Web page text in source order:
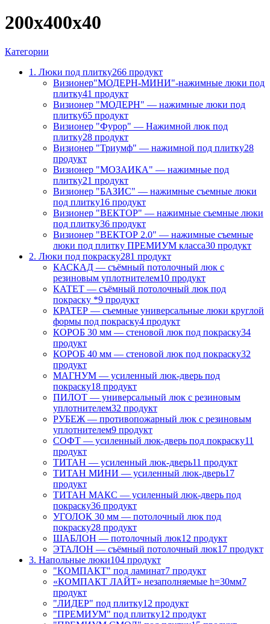
200х400х40
Категории
1. Люки под плитку266 продукт
Визионер"МОДЕРН-МИНИ"-нажимные люки под
плитку41 продукт
Визионер "МОДЕРН" — нажимные люки под
плитку65 продукт
Визионер "Фурор" — Нажимной люк под
плитку28 продукт
Визионер "Триумф" — нажимной под плитку28
продукт
Визионер "МОЗАИКА" — нажимные под
плитку21 продукт
Визионер "БАЗИС" — нажимные съемные люки
под плитку16 продукт
Визионер "ВЕКТОР" — нажимные съемные люки
под плитку36 продукт
Визионер "ВЕКТОР 2.0" — нажимные съемные
люки под плитку ПРЕМИУМ класса30 продукт
2. Люки под покраску281 продукт
КАСКАД — съёмный потолочный люк с
резиновым уплотнителем10 продукт
КАТЕТ — съёмный потолочный люк под
покраску *9 продукт
КРАТЕР — съемные универсальные люки круглой
формы под покраску4 продукт
КОРОБ 30 мм — стеновой люк под покраску34
продукт
КОРОБ 40 мм — стеновой люк под покраску32
продукт
МАГНУМ — усиленный люк-дверь под
покраску18 продукт
ПИЛОТ — универсальный люк с резиновым
уплотнителем32 продукт
РУБЕЖ — противопожарный люк с резиновым
уплотнителем9 продукт
СОФТ — усиленный люк-дверь под покраску11
продукт
ТИТАН — усиленный люк-дверь11 продукт
ТИТАН МИНИ — усиленный люк-дверь17
продукт
ТИТАН МАКС — усиленный люк-дверь под
покраску36 продукт
УГОЛОК 30 мм — потолочный люк под
покраску28 продукт
ШАБЛОН — потолочный люк12 продукт
ЭТАЛОН — съёмный потолочный люк17 продукт
3. Напольные люки104 продукт
"КОМПАКТ" под ламинат7 продукт
«КОМПАКТ ЛАЙТ» незаполняемые h=30мм7
продукт
"ЛИДЕР" под плитку12 продукт
"ПРЕМИУМ" под плитку12 продукт